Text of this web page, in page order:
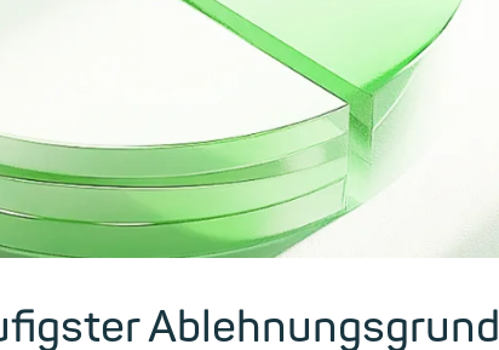
Ablehnungsgrund